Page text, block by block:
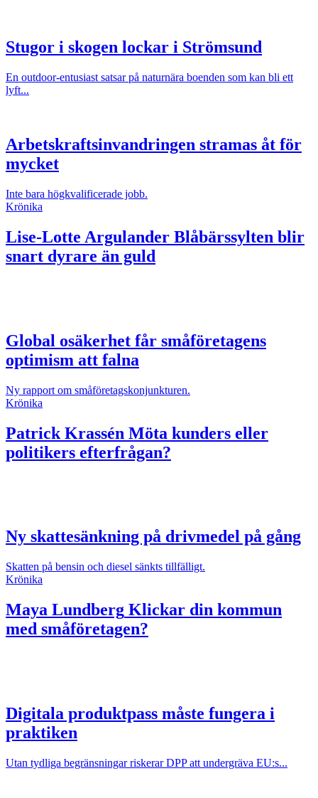
Stugor i skogen lockar i Strömsund
En outdoor-entusiast satsar på naturnära boenden som kan bli ett
lyft...
Arbetskraftsinvandringen stramas åt för
mycket
Inte bara högkvalificerade jobb.
Krönika
Lise-Lotte Argulander Blåbärssylten blir
snart dyrare än guld
Global osäkerhet får småföretagens
optimism att falna
Ny rapport om småföretagskonjunkturen.
Krönika
Patrick Krassén Möta kunders eller
politikers efterfrågan?
Ny skattesänkning på drivmedel på gång
Skatten på bensin och diesel sänkts tillfälligt.
Krönika
Maya Lundberg Klickar din kommun
med småföretagen?
Digitala produktpass måste fungera i
praktiken
Utan tydliga begränsningar riskerar DPP att undergräva EU:s...